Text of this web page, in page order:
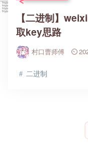
【二进制】
取key思路
村口曹师傅
二进制